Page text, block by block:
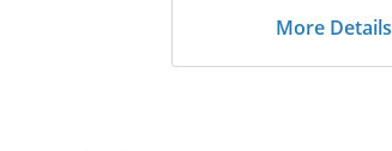
More Details